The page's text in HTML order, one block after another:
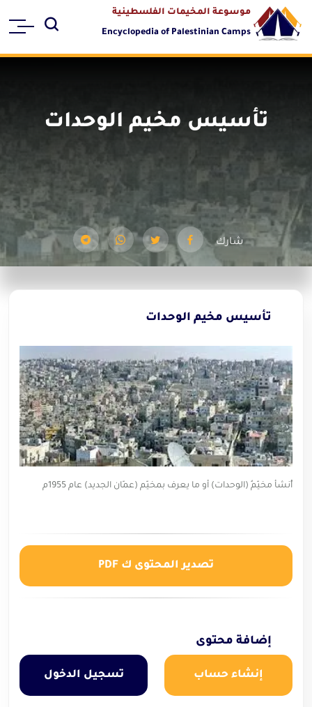
موسوعة المخيمات الفلسطينية
Encyclopedia of Palestinian Camps
تأسيس مخيم الوحدات
شارك
تأسيس مخيم الوحدات
أُنشأ مخيّمُ (الوحدات) أو ما يعرف بمخيّم (عمّان الجديد) عام 1955م
تصدير المحتوى ك PDF
إضافة محتوى
إنشاء حساب تسجيل الدخول